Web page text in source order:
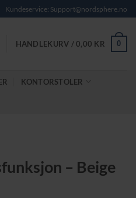
Kundeservice: Support@nordsphere.no
HANDLEKURV /0,00 KR 0
KONTORSTOLER
– Beige